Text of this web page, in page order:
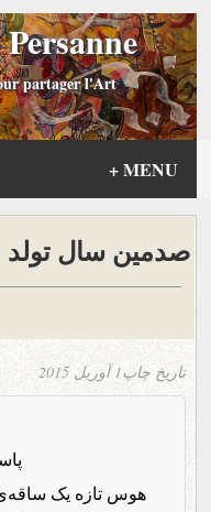
Persanne
partager l'Art
MENU
+
صدمین سال
تاریخ چاپ1 آوریل 2015
هوس تازه یک ساقه‌ی